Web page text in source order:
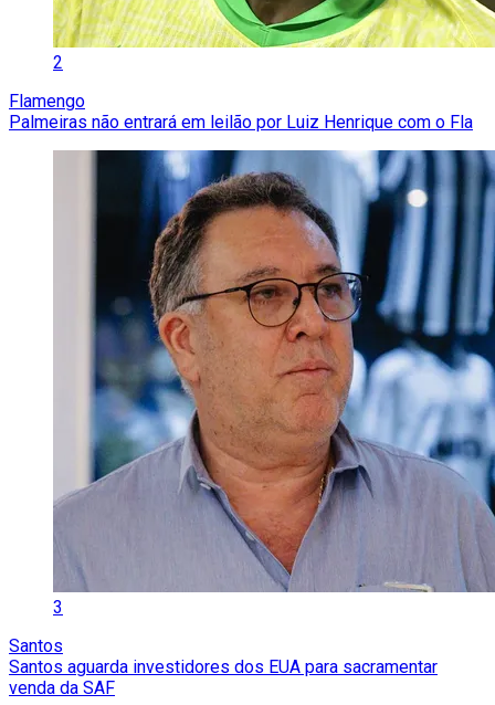
2
Flamengo
Palmeiras não entrará em leilão por Luiz Henrique com o Fla
3
Santos
Santos aguarda investidores dos EUA para sacramentar
venda da SAF